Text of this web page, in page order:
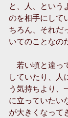
と、人、という
のを相手にして
ちろん、それだ
いてのことなの
若い頃と違っ
していたり、人
う気持ちより、
に立っていたい
が大きくなって